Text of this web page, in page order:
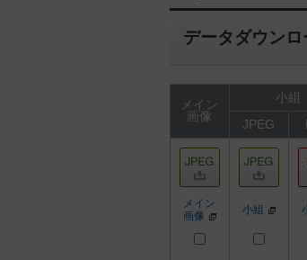
データダウンロ
メイン
画像
小組
JPEG
メイン
画像
小組